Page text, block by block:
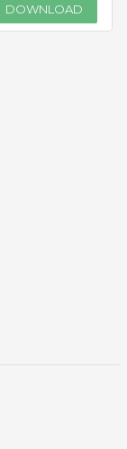
DOWNLOAD